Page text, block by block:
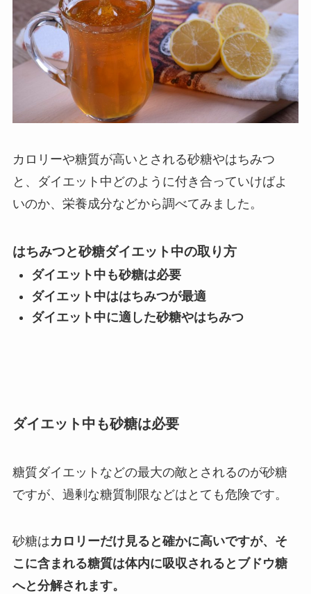
カロリーや糖質が高いとされる砂糖やはちみつ
と、ダイエット中どのように付き合っていけばよ
いのか、栄養成分などから調べてみました。
はちみつと砂糖ダイエット中の取り方
ダイエット中も砂糖は必要
ダイエット中ははちみつが最適
ダイエット中に適した砂糖やはちみつ
ダイエット中も砂糖は必要
糖質ダイエットなどの最大の敵とされるのが砂糖
ですが、過剰な糖質制限などはとても危険です。
砂糖はカロリーだけ見ると確かに高いですが、そ
こに含まれる糖質は体内に吸収されるとブドウ糖
へと分解されます。